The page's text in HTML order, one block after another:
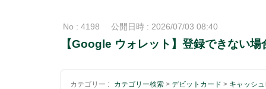
No : 4198 公開日時 : 2026/07/03 08:40
【Google ウォレット】登録できない
カテゴリー : カテゴリー検索 > デビットカード > キャッシ